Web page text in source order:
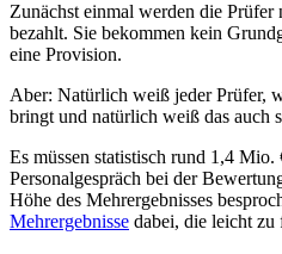
Zunächst einmal werden die Prüfer
bezahlt. Sie bekommen kein
eine Provision.
Aber: Natürlich weiß jeder Prüfer,
bringt und natürlich weiß das auch
Es müssen statistisch rund 1,4
Personalgespräch bei der
Höhe des Mehrergebnisses
Mehrergebnisse dabei, die leicht zu